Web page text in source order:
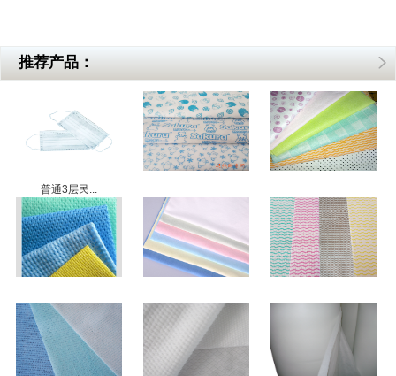
推荐产品：
普通3层民...